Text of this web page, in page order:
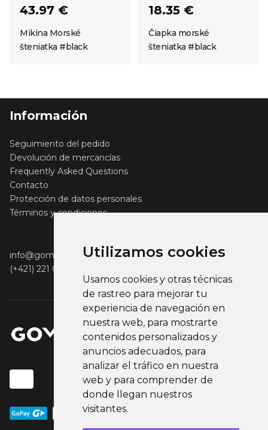
Utilizamos cookies
Usamos cookies y otras técnicas
de rastreo para mejorar tu
experiencia de navegación en
nuestra web, para mostrarte
contenidos personalizados y
anuncios adecuados, para
analizar el tráfico en nuestra
web y para comprender de
donde llegan nuestros
visitantes.
43.97 €
Mikina Morské
šteniatka #black
18.35 €
Čiapka morské
šteniatka #black
Información
Seguimiento del pedido
Devolución de mercancías
Frequently Asked Questions
Contacto
Protección de datos personales
Términos y condiciones
info@gomerch.sk
(+421) 221 001 000